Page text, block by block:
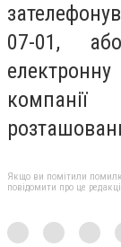
07-01,
компанії
Якщо ви помітили
повідомити про це